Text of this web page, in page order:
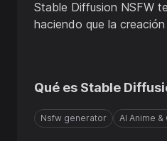
Stable Diffusion NSFW
haciendo que la
Qué es Stable
Nsfw generator AI Anime